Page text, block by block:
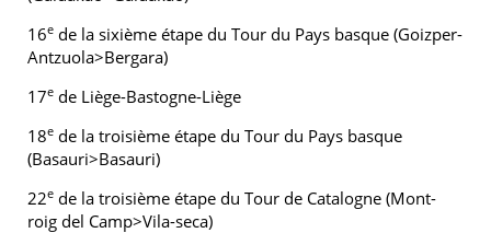
16e de la sixième étape du Tour du Pays basque (Goizper-
Antzuola>Bergara)
17e de Liège-Bastogne-Liège
18e de la troisième étape du Tour du Pays basque
(Basauri>Basauri)
22e de la troisième étape du Tour de Catalogne (Mont-
roig del Camp>Vila-seca)